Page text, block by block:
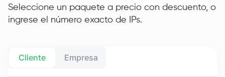
Seleccione un paquete a precio con descuento, o
ingrese el número exacto de IPs.
Cliente Empresa